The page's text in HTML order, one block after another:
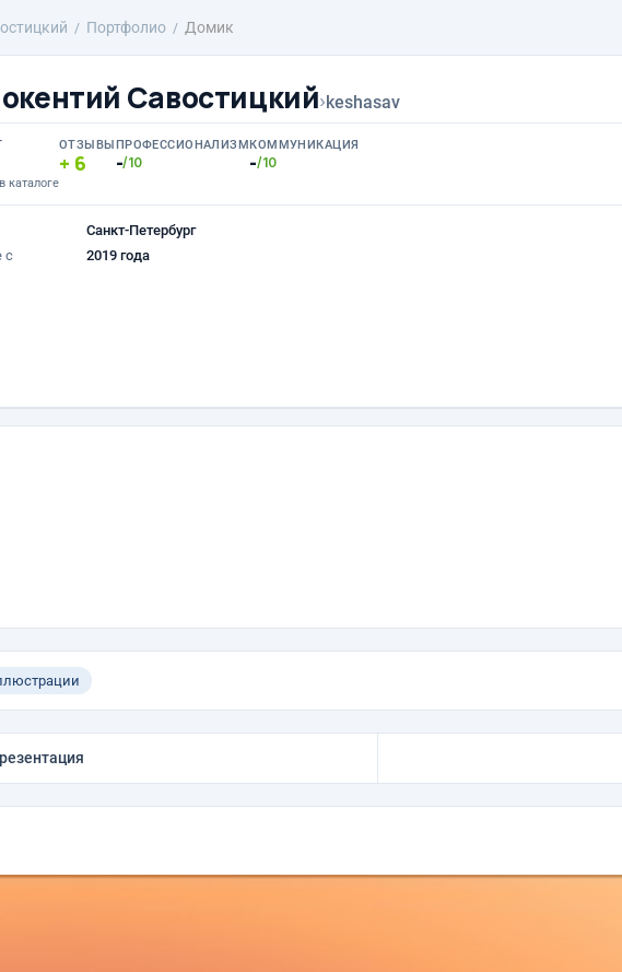
Портфолио Домик
Савостицкий›keshasav
каталоге
ОТЗЫВЫ
6
ПРОФЕССИОНАЛИЗМ
-/10
КОММУНИКАЦИЯ
-/10
Санкт-Петербург
с
2019 года